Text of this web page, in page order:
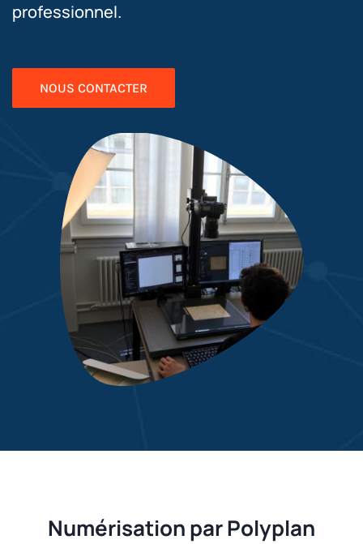
professionnel.
NOUS CONTACTER
Numérisation par Polyplan